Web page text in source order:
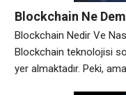
Blockchain Ne
Blockchain Nedir Ve
Blockchain teknolojisi
yer almaktadır. Peki,